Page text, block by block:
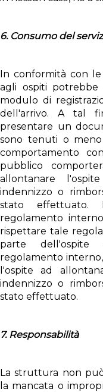
6. Consumo del
In conformità con
agli ospiti potrebbe
modulo di
dell'arrivo. A tal
presentare un
sono tenuti o meno
comportamento
pubblico
allontanare
indennizzo o
stato
regolamento
rispettare tale
parte dell'ospite
regolamento
l'ospite ad
indennizzo o
stato effettuato.
7. Responsabilità
La struttura non
la mancata o